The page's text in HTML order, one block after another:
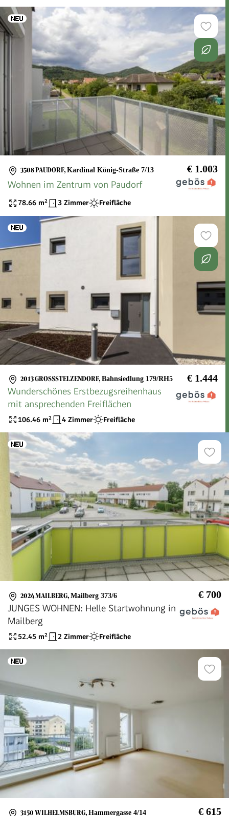
3508 PAUDORF, Kardinal König-Straße 7/13 € 1.003
Wohnen im Zentrum von Paudorf
78.66 m² 3 Zimmer Freifläche
2013 GROSSSTELZENDORF , Bahnsiedlung 179/RH5 € 1.444
Wunderschönes Erstbezugsreihenhaus
mit ansprechenden Freiflächen
106.46 m² 4 Zimmer Freifläche
2024 MAILBERG, Mailberg 373/6 € 700
JUNGES WOHNEN: Helle Startwohnung in
Mailberg
52.45 m² 2 Zimmer Freifläche
3150 WILHELMSBURG, Hammergasse 4/14 € 615